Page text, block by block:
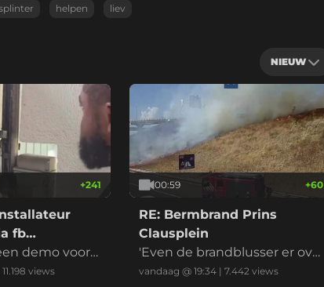
helpen liev
NIEUW
+241
fb
demo voord
11.198 views
00:59 +60
RE: Bermbrand Prins
Clausplein
'Even de brandblusser er ove
r en het is geblust' riep iema
vandaag @ 19:34 |7.442 views